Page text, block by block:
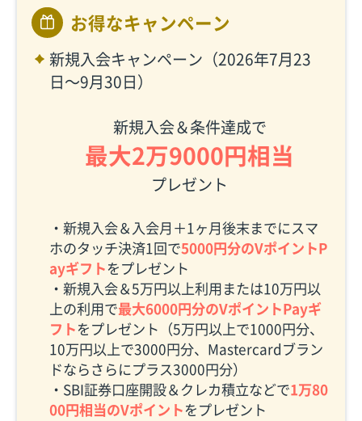
お得なキャンペーン
新規入会キャンペーン（2026年7月23
日〜9月30日）
新規入会＆条件達成で
最大2万9000円相当
プレゼント
・新規入会＆入会月＋1ヶ月後末までにスマ
ホのタッチ決済1回で5000円分のVポイントP
ayギフトをプレゼント
・新規入会＆5万円以上利用または10万円以
上の利用で最大6000円分のVポイントPayギ
フトをプレゼント（5万円以上で1000円分、
10万円以上で3000円分、Mastercardブラン
ドならさらにプラス3000円分）
・SBI証券口座開設＆クレカ積立などで1万80
00円相当のVポイントをプレゼント